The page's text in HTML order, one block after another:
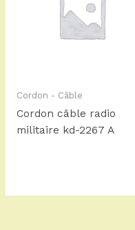
Cordon - Câble
Cordon câble radio
militaire kd-2267 A